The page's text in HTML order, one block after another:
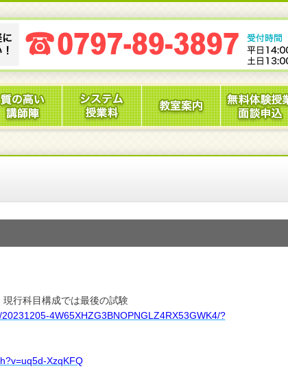
行科目構成では最後の試験
4W65XHZG3BNOPNGLZ4RX53GWK4/?
XzqKFQ